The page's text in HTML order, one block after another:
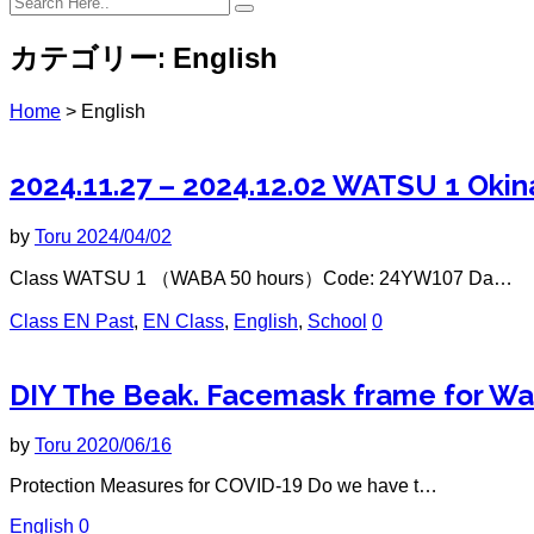
カテゴリー: English
Home > English
2024.11.27 – 2024.12.02 WATSU 1
by Toru 2024/04/02
Class WATSU 1 （WABA 50 hours）Code: 24YW107 Da…
Class EN Past, EN Class, English, School 0
DIY The Beak. Facemask frame for
by Toru 2020/06/16
Protection Measures for COVID-19 Do we have t…
English 0